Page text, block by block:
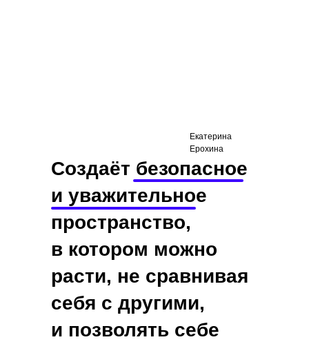
Создаёт безопасное
и уважительное
пространство,
в котором можно
расти, не сравнивая
себя с другими,
и позволять себе
Екатерина
Ерохина